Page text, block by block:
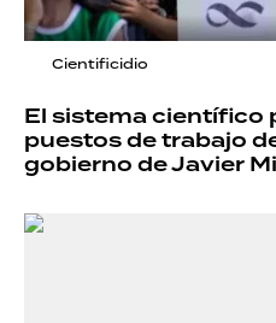
Cientificidio
El sistema científico
puestos de trabajo
gobierno de Javier